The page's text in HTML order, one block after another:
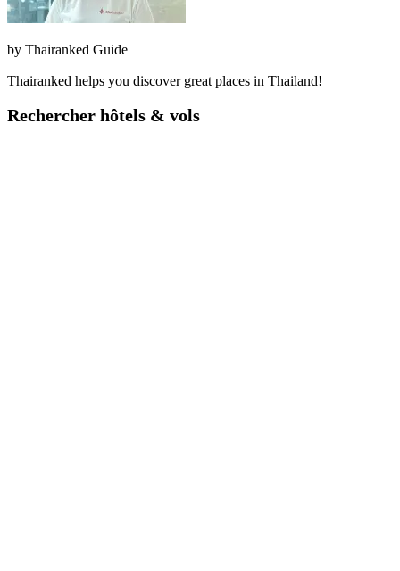
by Thairanked Guide
Thairanked helps you discover great places in Thailand!
Rechercher hôtels & vols